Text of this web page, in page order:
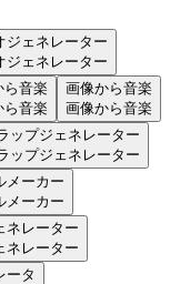
ジェネレーター
ジェネレーター
ら音楽
ら音楽
画像から音楽
画像から音楽
ップジェネレーター
ップジェネレーター
メーカー
メーカー
ネレーター
ネレーター
ータ